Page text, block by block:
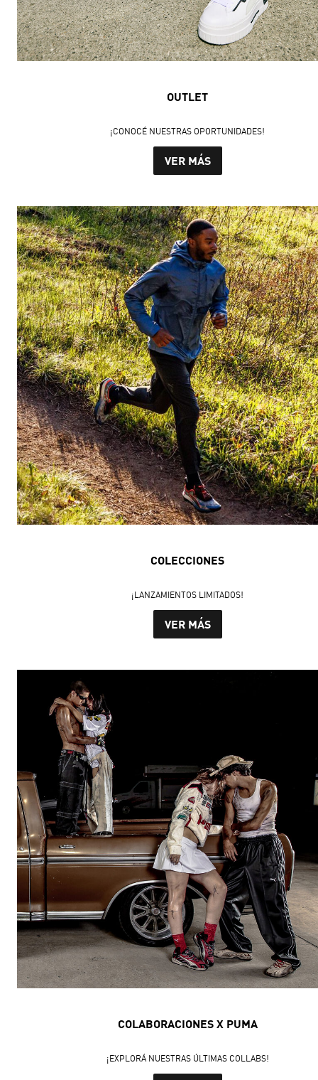
OUTLET
¡CONOCÉ NUESTRAS OPORTUNIDADES!
VER MÁS
COLECCIONES
¡LANZAMIENTOS LIMITADOS!
VER MÁS
COLABORACIONES X PUMA
¡EXPLORÁ NUESTRAS ÚLTIMAS COLLABS!